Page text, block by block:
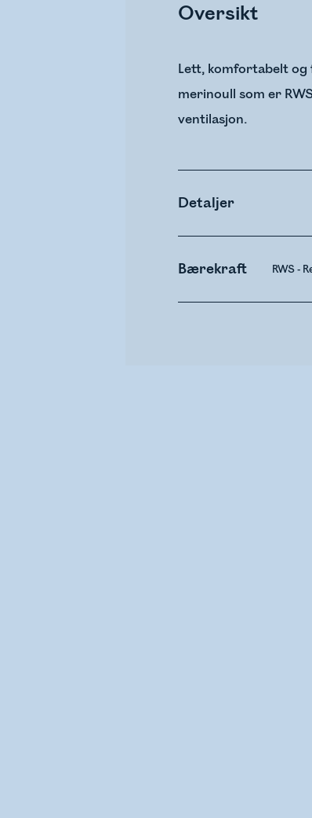
Oversikt
Lett, komfortabelt og
merinoull som er
ventilasjon.
Detaljer
Bærekraft RWS -